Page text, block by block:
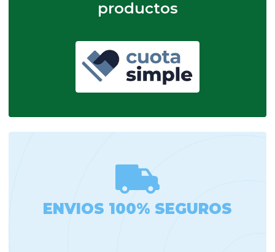
productos
ENVIOS 100% SEGUROS